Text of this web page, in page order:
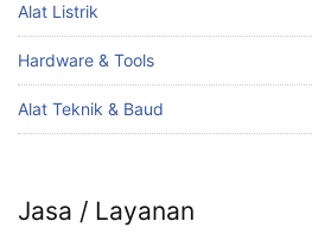
Alat Listrik
Hardware & Tools
Alat Teknik & Baud
Jasa / Layanan